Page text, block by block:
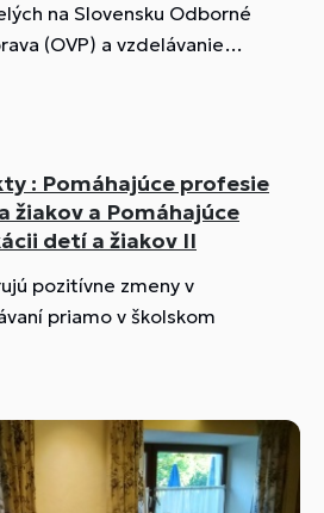
Slovensku Odborné
(OVP) a vzdelávanie
dospelých“
krok k tomuto cieľu.
vplyvu na kvalitu
: Pomáhajúce profesie
Pomáhajúce
detí a žiakov II
pozitívne zmeny v
priamo v školskom